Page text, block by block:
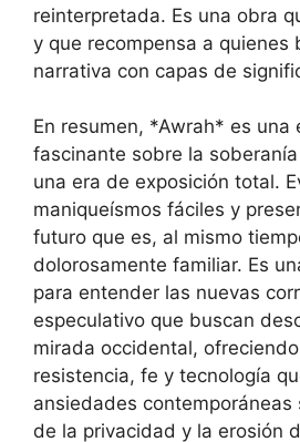
reinterpretada. Es una obra
y que recompensa a quienes
narrativa con capas de
En resumen, *Awrah* es una
fascinante sobre la
una era de exposición total.
maniqueísmos fáciles y
futuro que es, al mismo
dolorosamente familiar. Es
para entender las nuevas
especulativo que buscan
mirada occidental,
resistencia, fe y tecnología
ansiedades contemporáneas
de la privacidad y la erosión